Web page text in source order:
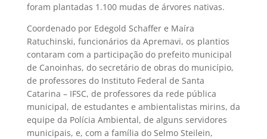
foram plantadas 1.100 mudas de árvores nativas.
Coordenado por Edegold Schaffer e Maíra
Ratuchinski, funcionários da Apremavi, os plantios
contaram com a participação do prefeito municipal
de Canoinhas, do secretário de obras do município,
de professores do Instituto Federal de Santa
Catarina – IFSC, de professores da rede pública
municipal, de estudantes e ambientalistas mirins, da
equipe da Polícia Ambiental, de alguns servidores
municipais, e, com a família do Selmo Steilein,